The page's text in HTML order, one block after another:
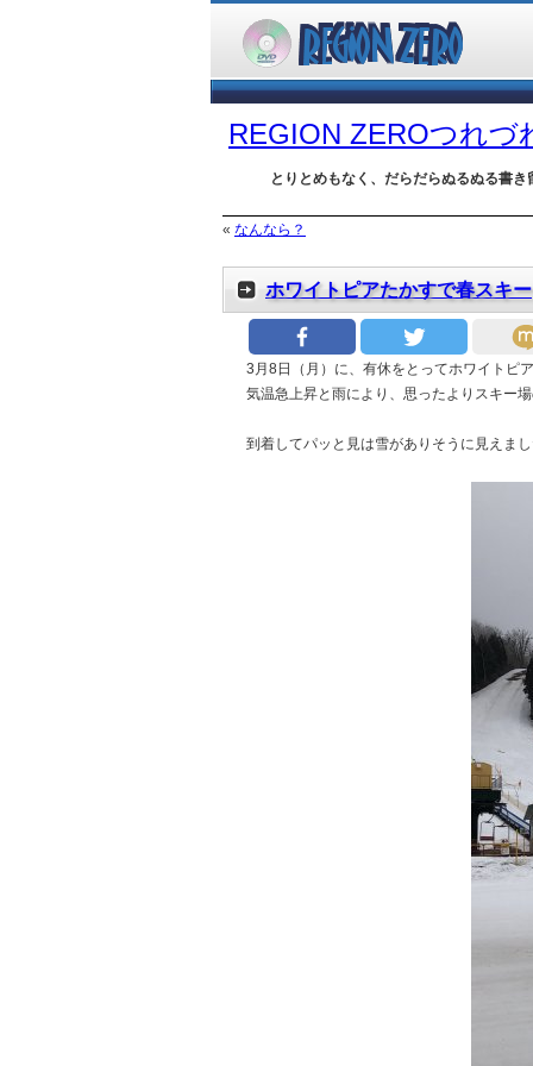
REGION ZEROつれづ
とりとめもなく、だらだらぬるぬる書
« なんなら？
ホワイトピアたかすで春スキー
3月8日（月）に、有休をとってホワイトピ
気温急上昇と雨により、思ったよりスキー
到着してパッと見は雪がありそうに見えま